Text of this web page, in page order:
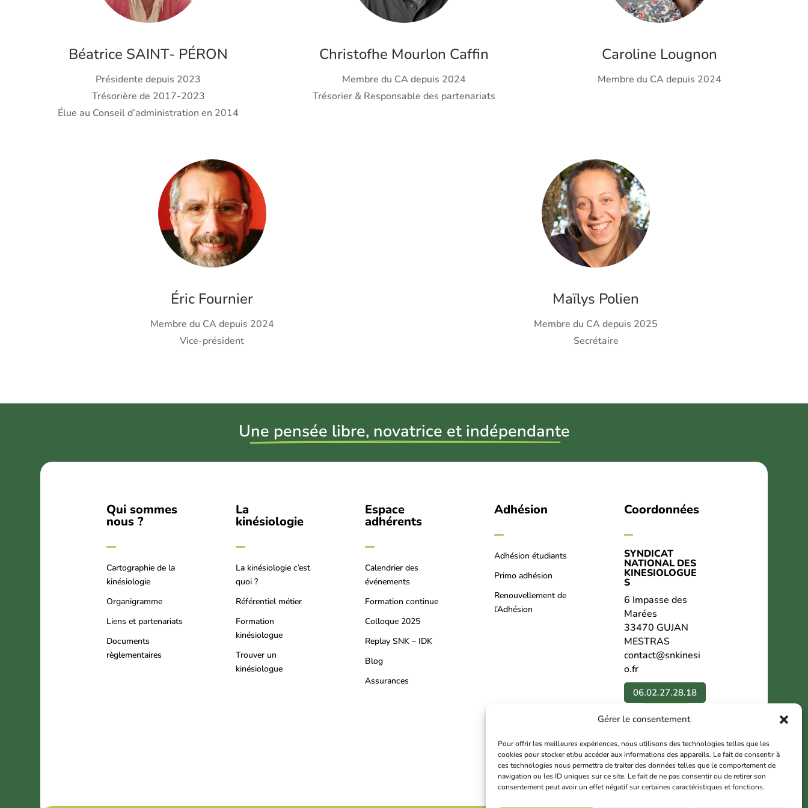
Gérer le consentement
Pour offrir les meilleures expériences, nous utilisons des technologies telles que les
cookies pour stocker et/ou accéder aux informations des appareils. Le fait de consentir à
ces technologies nous permettra de traiter des données telles que le comportement de
navigation ou les ID uniques sur ce site. Le fait de ne pas consentir ou de retirer son
consentement peut avoir un effet négatif sur certaines caractéristiques et fonctions.
Béatrice SAINT- PÉRON
Présidente depuis 2023
Trésorière de 2017-2023
Élue au Conseil d’administration en 2014
Christofhe Mourlon Caffin
Membre du CA depuis 2024
Trésorier & Responsable des partenariats
Caroline Lougnon
Membre du CA depuis 2024
Éric Fournier
Membre du CA depuis 2024
Vice-président
Maïlys Polien
Membre du CA depuis 2025
Secrétaire
Une pensée libre, novatrice et indépendante
Qui sommes
nous ?
Cartographie de la
kinésiologie
Organigramme
Liens et partenariats
Documents
règlementaires
La
kinésiologie
La kinésiologie c’est
quoi ?
Référentiel métier
Formation
kinésiologue
Trouver un
kinésiologue
Espace
adhérents
Calendrier des
événements
Formation continue
Colloque 2025
Replay SNK – IDK
Blog
Assurances
Adhésion
Adhésion étudiants
Primo adhésion
Renouvellement de
l’Adhésion
Coordonnées
SYNDICAT
NATIONAL DES
KINESIOLOGUE
S
6 Impasse des
Marées
33470 GUJAN
MESTRAS
contact@snkinesi
o.fr
06.02.27.28.18
Nous suivre